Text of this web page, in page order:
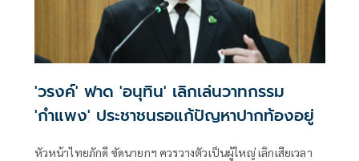
'วรงค์' ฟาด 'อนุทิน' เลิกเล่นวาทกรรม
'กำแพง' ประชาชนรอแก้ปัญหาปากท้องอยู่
หัวหน้าไทยภักดี ซัดนายกฯ ควรวางตัวเป็นผู้ใหญ่ เลิกเสียเวลา